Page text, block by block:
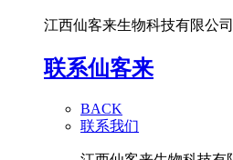
江西仙客来生物科技有限公
联系仙客来
BACK
联系我们